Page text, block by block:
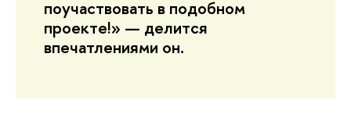
поучаствовать в подобном
проекте!» — делится
впечатлениями он.